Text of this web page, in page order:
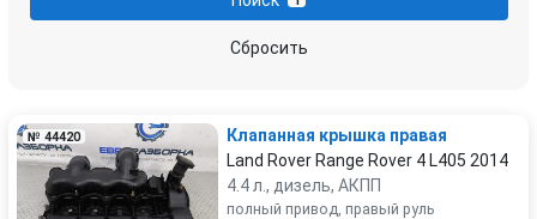
Сбросить
№ 44420
Клапанная крышка правая
Land Rover Range Rover 4 L405 2014
4.4 л., дизель, АКПП
полный привод, правый руль